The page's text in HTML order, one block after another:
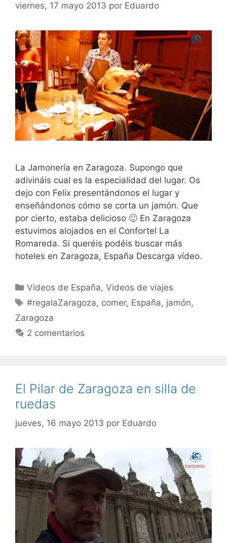
viernes, 17 mayo 2013 por Eduardo
La Jamonería en Zaragoza. Supongo que
adivináis cual es la especialidad del lugar. Os
dejo con Felix presentándonos el lugar y
enseñándonos cómo se corta un jamón. Que
por cierto, estaba delicioso 🙂 En Zaragoza
estuvimos alojados en el Confortel La
Romareda. Si queréis podéis buscar más
hoteles en Zaragoza, España Descarga vídeo.
Categorías
Videos de España,Videos de viajes
Etiquetas
#regalaZaragoza, comer, España, jamón,
Zaragoza
2 comentarios
El Pilar de Zaragoza en silla de
ruedas
jueves, 16 mayo 2013 por Eduardo